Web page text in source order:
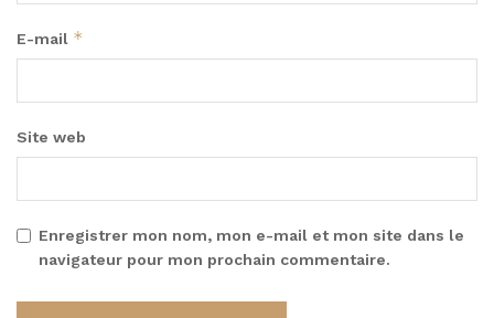
E-mail *
Site web
Enregistrer mon nom, mon e-mail et mon site dans le
navigateur pour mon prochain commentaire.